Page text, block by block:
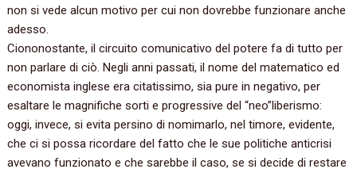
non si vede alcun motivo per cui non dovrebbe funzionare anche
adesso.
Ciononostante, il circuito comunicativo del potere fa di tutto per
non parlare di ciò. Negli anni passati, il nome del matematico ed
economista inglese era citatissimo, sia pure in negativo, per
esaltare le magnifiche sorti e progressive del “neo”liberismo:
oggi, invece, si evita persino di nomimarlo, nel timore, evidente,
che ci si possa ricordare del fatto che le sue politiche anticrisi
avevano funzionato e che sarebbe il caso, se si decide di restare